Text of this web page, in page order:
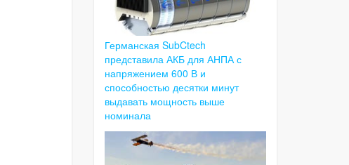
Германская SubCtech
представила АКБ для АНПА с
напряжением 600 В и
способностью десятки минут
выдавать мощность выше
номинала